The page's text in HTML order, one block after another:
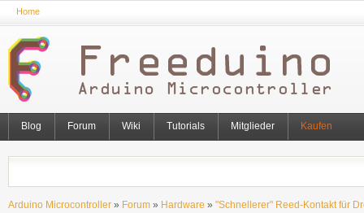
Home
Blog Forum Wiki Tutorials Mitglieder Kaufen
Arduino Microcontroller » Forum » Hardware » "Schnellerer" Reed-Kontakt für